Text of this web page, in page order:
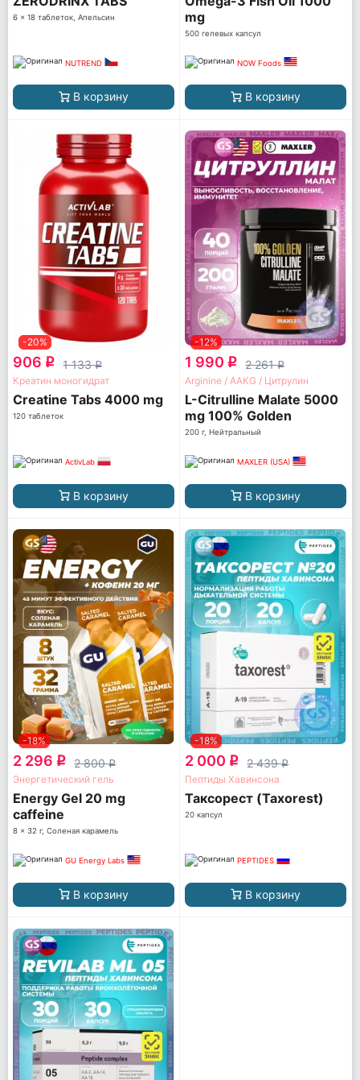
6 x 18 таблеток, Апельсин
NUTREND
В корзину
mg
500 гелевых капсул
NOW Foods
В корзину
-20%
906 q 1 133q
Креатин моногидрат
Creatine Tabs 4000 mg
120 таблеток
ActivLab
В корзину
-12%
1 990 q 2 261q
Arginine / AAKG / Цитрулин
L-Citrulline Malate 5000
mg 100% Golden
200 г, Нейтральный
MAXLER (USA)
В корзину
-18%
2 296 q 2 800q
Энергетический гель
Energy Gel 20 mg
caffeine
8 x 32 г, Соленая карамель
GU Energy Labs
В корзину
-18%
2 000 q 2 439q
Пептиды Хавинсона
Таксорест (Taxorest)
20 капсул
PEPTIDES
В корзину